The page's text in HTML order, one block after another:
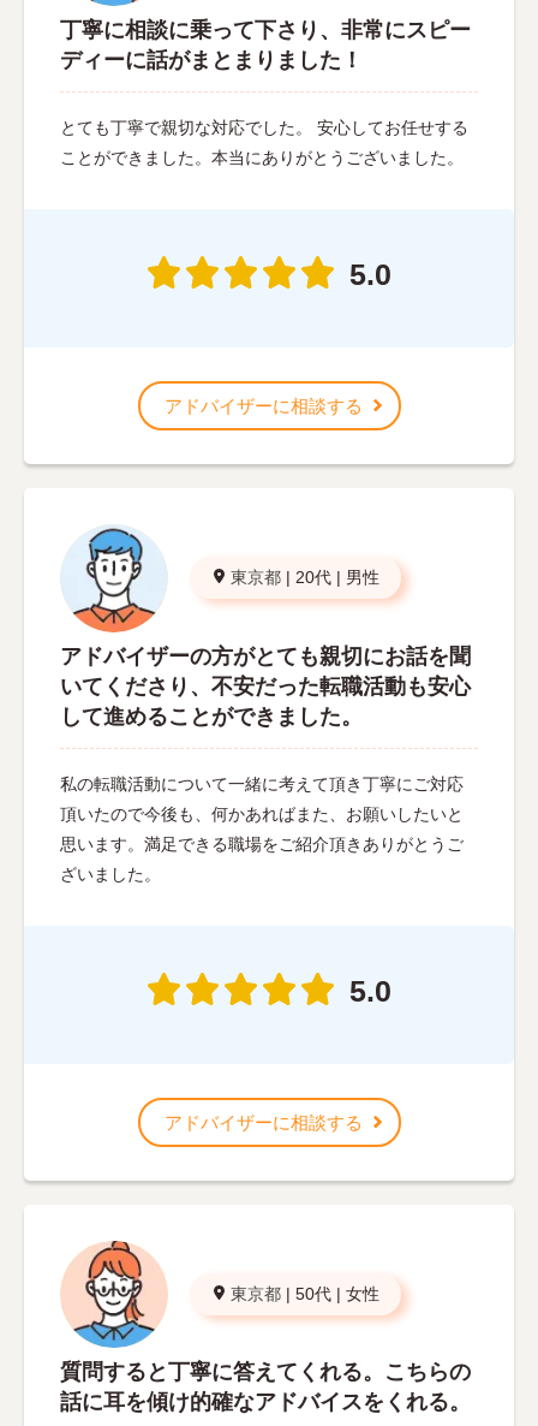
丁寧に相談に乗って下さり、非常にスピー
ディーに話がまとまりました！
とても丁寧で親切な対応でした。 安心してお任せする
ことができました。本当にありがとうございました。
5.0
アドバイザーに相談する
東京都 | 20代 | 男性
アドバイザーの方がとても親切にお話を聞
いてくださり、不安だった転職活動も安心
して進めることができました。
私の転職活動について一緒に考えて頂き丁寧にご対応
頂いたので今後も、何かあればまた、お願いしたいと
思います。満足できる職場をご紹介頂きありがとうご
ざいました。
5.0
アドバイザーに相談する
東京都 | 50代 | 女性
質問すると丁寧に答えてくれる。こちらの
話に耳を傾け的確なアドバイスをくれる。